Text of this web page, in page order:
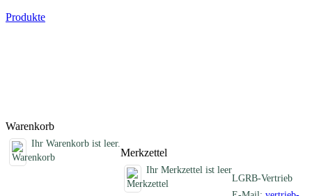
Produkte
Warenkorb
Ihr Warenkorb ist leer.
Merkzettel
Ihr Merkzettel ist leer
LGRB-Vertrieb